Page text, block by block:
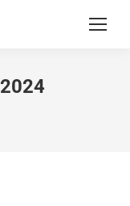
2024